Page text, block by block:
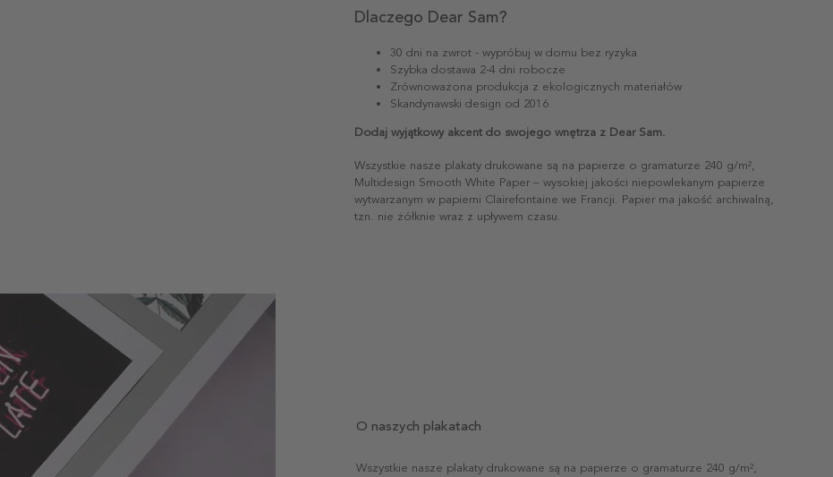
Dlaczego Dear Sam?
30 dni na zwrot - wypróbuj w domu bez ryzyka
Szybka dostawa 2-4 dni robocze
Zrównoważona produkcja z ekologicznych materiałów
Skandynawski design od 2016
Dodaj wyjątkowy akcent do swojego wnętrza z Dear Sam.
Wszystkie nasze plakaty drukowane są na papierze o gramaturze 240 g/m²,
Multidesign Smooth White Paper – wysokiej jakości niepowlekanym papierze
wytwarzanym w papierni Clairefontaine we Francji. Papier ma jakość archiwalną,
tzn. nie żółknie wraz z upływem czasu.
O naszych plakatach
Wszystkie nasze plakaty drukowane są na papierze o gramaturze 240 g/m²,